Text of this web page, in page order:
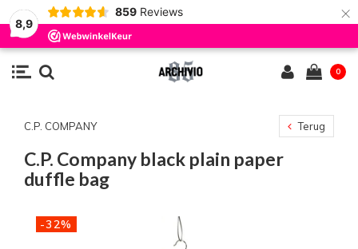
8,9
859 Reviews ×
0
C.P. COMPANY Terug
C.P. Company black plain paper
duffle bag
-32%